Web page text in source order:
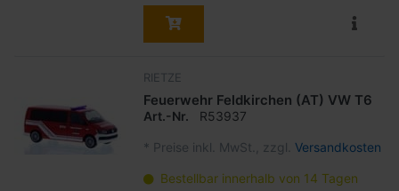
RIETZE
Feuerwehr Feldkirchen (AT) VW T6
Art.-Nr. R53937
* Preise inkl. MwSt., zzgl. Versandkosten
Bestellbar innerhalb von 14 Tagen